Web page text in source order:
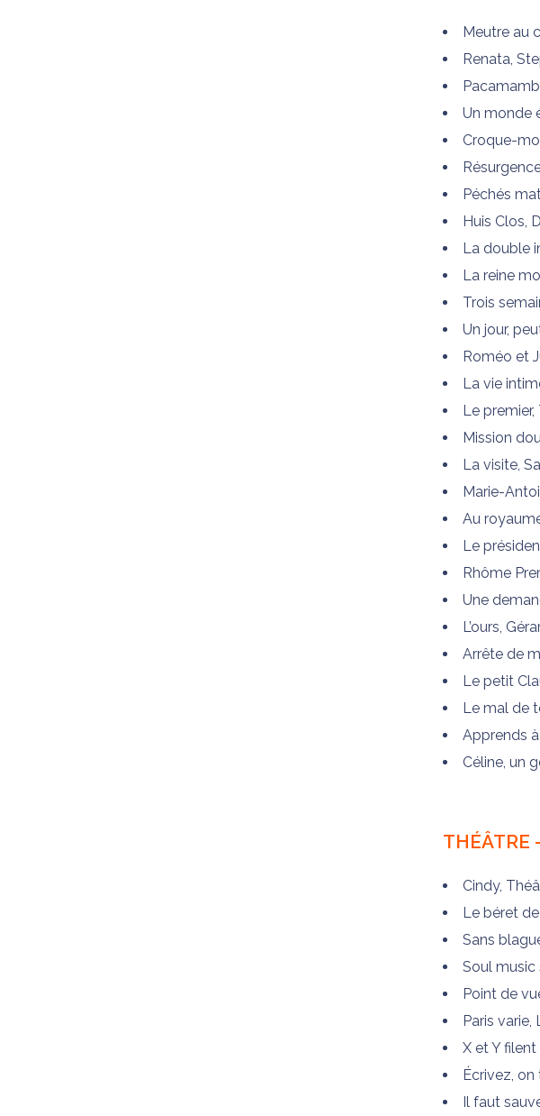
Meutre au
Renata,
Un monde
Croque-
Péchés
Huis Clos,
La double
La reine
Trois
Un jour,
Roméo et
La vie
Le
Mission
La visite,
Marie-
Au
Le
Rhôme
Une
L’ours,
Arrête de
Le petit
Le mal de
Apprends à
Céline, un
THÉÂTRE
Cindy,
Le béret
Sans
Soul music
Point de
Paris varie,
X et Y
Écrivez, on
Il faut